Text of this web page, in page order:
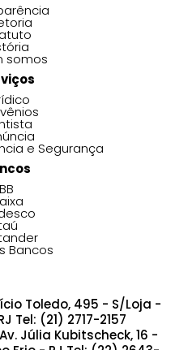
somos
e Segurança
BB
Bancos
Toledo, 495 - S/Loja -
Tel: (21) 2717-2157
Júlia Kubitscheck, 16 -